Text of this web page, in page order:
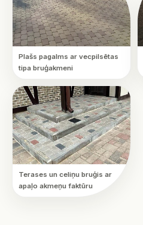
Plašs pagalms ar vecpilsētas
tipa bruģakmeni
Terases un celiņu bruģis ar
apaļo akmeņu faktūru